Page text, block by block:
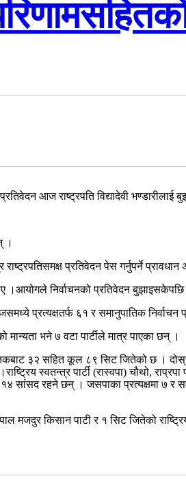
आज राष्ट्रपति विद्यादेवी भण्डारीलाई
।
प्रतिवेदन पेस गर्नुपर्ने
निर्वाचनको प्रतिवेदन
प्रत्यक्षतर्फ ६१ र समानुपातिक निर्वाचन
भने ७ वटा पार्टीले मात्र पाएका छन् ।
३२ सहित कूल ८९ सिट जितेको छ ।
स्वतन्त्र पार्टी (रास्वपा) चौथो,
रहने छन् । जसपाका प्रत्यक्षमा ७ र
मजदुर किसान पाटी र १ सिट जितेको